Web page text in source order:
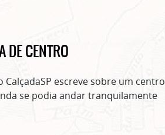
DE CENTRO
CalçadaSP escreve sobre um centro
se podia andar tranquilamente